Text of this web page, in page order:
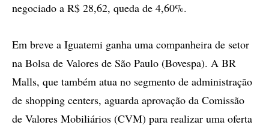
negociado a R$ 28,62, queda de 4,60%.
Em breve a Iguatemi ganha uma companheira de setor
na Bolsa de Valores de São Paulo (Bovespa). A BR
Malls, que também atua no segmento de administração
de shopping centers, aguarda aprovação da Comissão
de Valores Mobiliários (CVM) para realizar uma oferta